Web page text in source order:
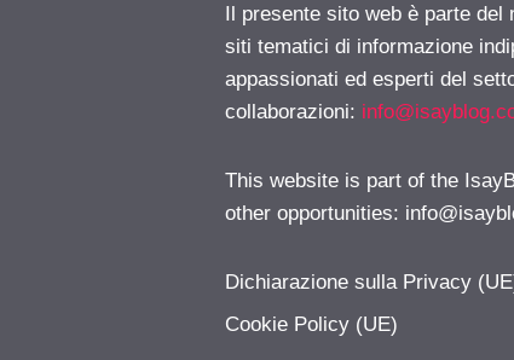
Il presente sito web è parte
siti tematici di informazione
appassionati ed esperti del
collaborazioni:
This website is part of the
other opportunities:
Dichiarazione sulla Privacy
Cookie Policy (UE)